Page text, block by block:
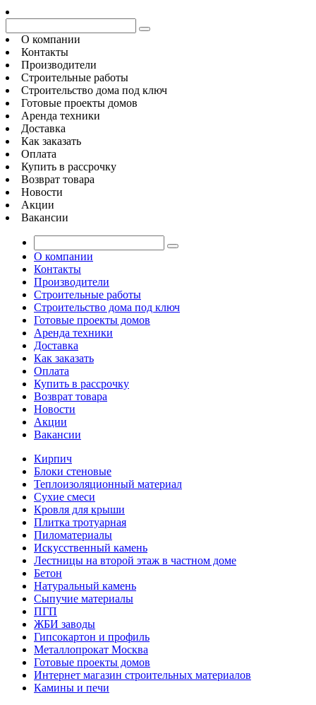
О компании
Контакты
Производители
Строительные работы
Строительство дома под ключ
Готовые проекты домов
Аренда техники
Доставка
Как заказать
Оплата
Купить в рассрочку
Возврат товара
Новости
Акции
Вакансии
О компании
Контакты
Производители
Строительные работы
Строительство дома под ключ
Готовые проекты домов
Аренда техники
Доставка
Как заказать
Оплата
Купить в рассрочку
Возврат товара
Новости
Акции
Вакансии
Кирпич
Блоки стеновые
Теплоизоляционный материал
Сухие смеси
Кровля для крыши
Плитка тротуарная
Пиломатериалы
Искусственный камень
Лестницы на второй этаж в частном доме
Бетон
Натуральный камень
Сыпучие материалы
ПГП
ЖБИ заводы
Гипсокартон и профиль
Металлопрокат Москва
Готовые проекты домов
Интернет магазин строительных материалов
Камины и печи